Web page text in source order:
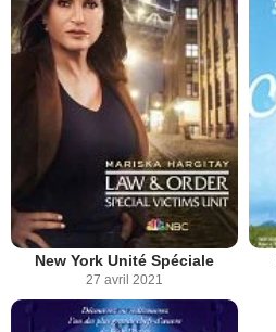
New York Unité Spéciale
27 avril 2021